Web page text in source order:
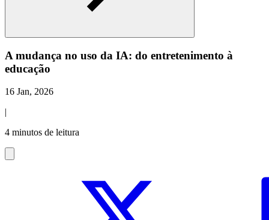
A mudança no uso da IA: do entretenimento à
educação
16 Jan, 2026
|
4 minutos de leitura